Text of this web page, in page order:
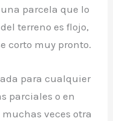
parcela que lo
terreno es flojo,
corto muy pronto.
para cualquier
parciales o en
veces otra